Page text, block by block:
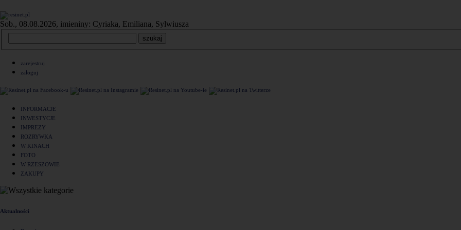
Sob., 08.08.2026, imieniny: Cyriaka, Emiliana, Sylwiusza
zarejestruj
zaloguj
INFORMACJE
INWESTYCJE
IMPREZY
ROZRYWKA
W KINACH
FOTO
W RZESZOWIE
ZAKUPY
Aktualności